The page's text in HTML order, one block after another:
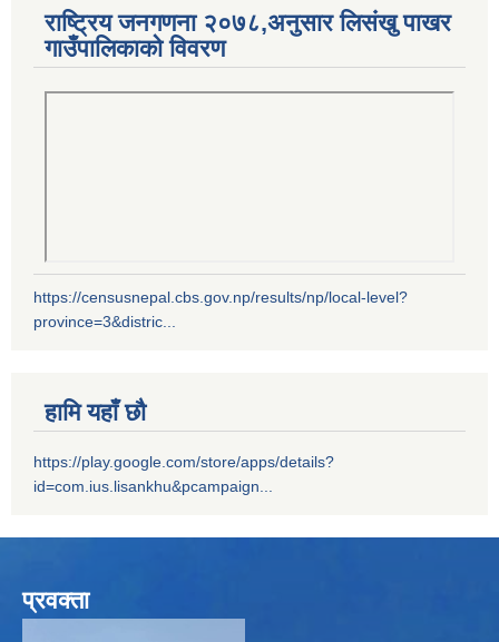
राष्ट्रिय जनगणना २०७८,अनुसार लिसंखु पाखर
गाउँपालिकाको विवरण
https://censusnepal.cbs.gov.np/results/np/local-level?
province=3&distric...
हामि यहाँ छौ
https://play.google.com/store/apps/details?
id=com.ius.lisankhu&pcampaign...
प्रवक्ता